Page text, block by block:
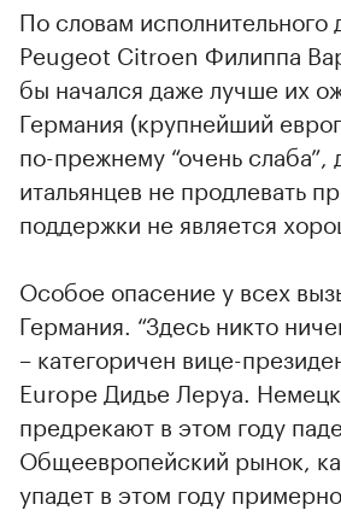
По словам исполнительного
Peugeot Citroen Филиппа
бы начался даже лучше их
Германия (крупнейший
по-прежнему “очень
итальянцев не продлевать
поддержки не является
Особое опасение у всех
Германия. “Здесь никто
– категоричен вице-
Europe Дидье Леруа.
предрекают в этом году
Общеевропейский рынок,
упадет в этом году